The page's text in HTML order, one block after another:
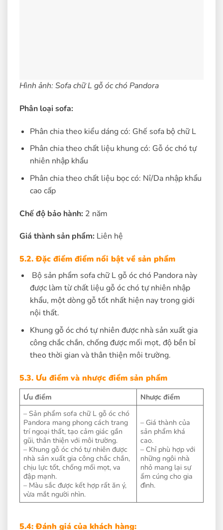
Hình ảnh: Sofa chữ L gỗ óc chó Pandora
Phân loại sofa:
Phân chia theo kiểu dáng có: Ghế sofa bộ chữ L
Phân chia theo chất liệu khung có: Gỗ óc chó tự
nhiên nhập khẩu
Phân chia theo chất liệu bọc có: Nỉ/Da nhập khẩu
cao cấp
Chế độ bảo hành: 2 năm
Giá thành sản phẩm: Liên hệ
5.2. Đặc điểm điểm nổi bật về sản phẩm
Bộ sản phẩm sofa chữ L gỗ óc chó Pandora này
được làm từ chất liệu gỗ óc chó tự nhiên nhập
khẩu, một dòng gỗ tốt nhất hiện nay trong giới
nội thất.
Khung gỗ óc chó tự nhiên được nhà sản xuất gia
công chắc chắn, chống được mối mọt, độ bền bỉ
theo thời gian và thân thiện môi trường.
5.3. Ưu điểm và nhược điểm sản phẩm
Ưu điểm
Nhược điểm
– Sản phẩm sofa chữ L gỗ óc chó
Pandora mang phong cách trang
trí ngoại thất, tạo cảm giác gần
gũi, thân thiện với môi trường.
– Khung gỗ óc chó tự nhiên được
nhà sản xuất gia công chắc chắn,
chịu lực tốt, chống mối mọt, va
đập mạnh.
– Màu sắc được kết hợp rất ăn ý,
vừa mắt người nhìn.
– Giá thành của
sản phẩm khá
cao.
– Chỉ phù hợp với
những ngôi nhà
nhỏ mang lại sự
ấm cúng cho gia
đình.
5.4: Đánh giá của khách hàng: